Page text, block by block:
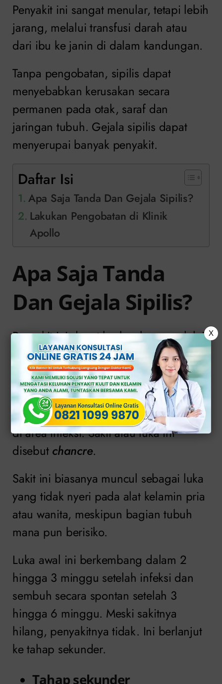
Penyakit ini sangat menular, tetapi lebih
jarang, melalui transfusi darah atau
dari ibu ke janin di dalam kandungan.
Tanpa pengobatan, sipilis dapat
menyebabkan kerusakan secara
permanen pada otak, saraf dan
jaringan tubuh. Gejala sipilis dapat
menyerupai banyak penyakit.
Daftar Isi
Apa Saja Tanda Dan Gejala Sipilis?
Lakukan Pengobatan di Klinik
Apollo
Apa Saja Tanda
Dan Gejala Sipilis?
Penyakit ini dapat berkembang melalui
3 tahap berbeda.
Tahap primer
Tahap ini biasanya dimulai dengan luka
di area infeksi. Sakit atau luka ini
disebut chancre.
Sakit ini biasanya muncul sebagai luka
yang tidak nyeri pada alat kelamin pria
atau wanita, meskipun bagian tubuh
mana pun berisiko.
Luka awal ini berkembang dalam 2
hingga 3 minggu setelah infeksi dan
sembuh secara spontan setelah 3
hingga 6 minggu. Meski sakitnya
hilang, penyakitnya tidak. Ini berlanjut
ke tahap sekunder.
Tahap sekunder
X